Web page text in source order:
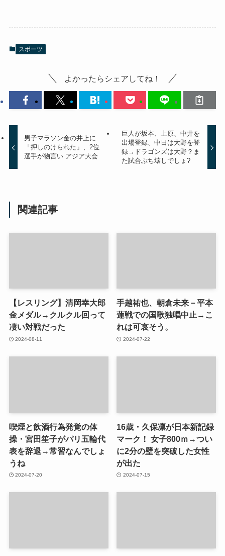
スポーツ
よかったらシェアしてね！
男子マラソン金の井上に
「押しのけられた」、2位
選手が物言い アジア大会
巨人が坂本、上原、中井を
出場登録、中日は大野を登
録→ドラゴンズは大野？ま
た試合ぶち壊しでしょ?
関連記事
【レスリング】清岡幸大郎
金メダル→クルクル回って
凄い対戦だった
2024-08-11
手越祐也、朝倉未来－平本
蓮戦での国歌独唱中止→こ
れは可哀そう。
2024-07-22
喫煙と飲酒行為発覚の体
操・宮田笙子がパリ五輪代
表を辞退→常習なんでしょ
うね
2024-07-20
16歳・久保凛が日本新記録
マーク！ 女子800ｍ→つい
に2分の壁を突破した女性
が出た
2024-07-15